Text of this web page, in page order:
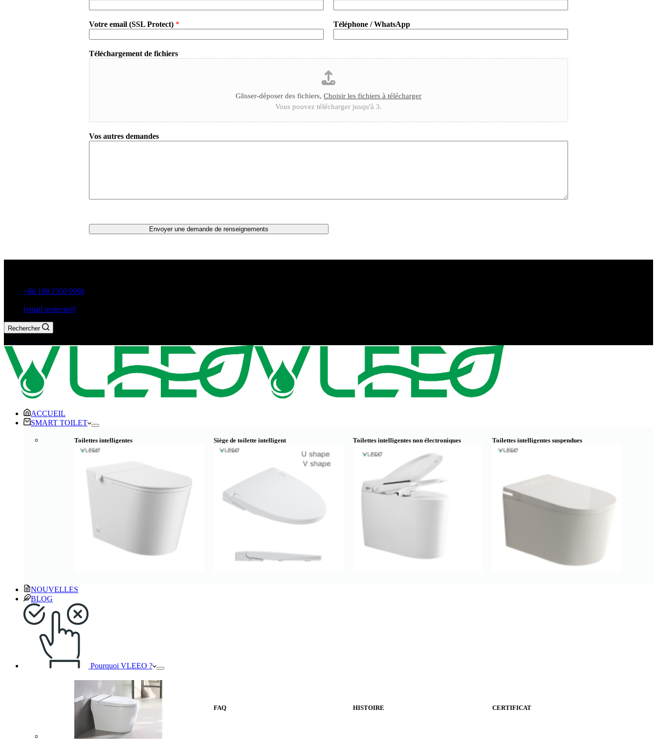
Votre email (SSL Protect) * Téléphone / WhatsApp
Téléchargement de fichiers
Glisser-déposer des fichiers, Choisir les fichiers à télécharger
Vous pouvez télécharger jusqu'à 3.
Vos autres demandes
Envoyer une demande de renseignements
+86 188 2350 9990
[email protected]
Rechercher
ACCUEIL
SMART TOILET
Toilettes intelligentes Siège de toilette intelligent Toilettes intelligentes non électroniques Toilettes intelligentes suspendues
NOUVELLES
BLOG
Pourquoi VLEEO ?
FAQ HISTOIRE CERTIFICAT